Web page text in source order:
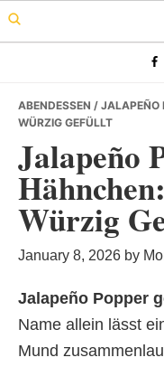
Skip
to
Skip
to
Skip
to
ABENDESSEN / JALAPEÑO
WÜRZIG GEFÜLLT
Jalapeño
Würzig
January 8, 2026 by
Jalapeño Popper
Name allein lässt
Mund